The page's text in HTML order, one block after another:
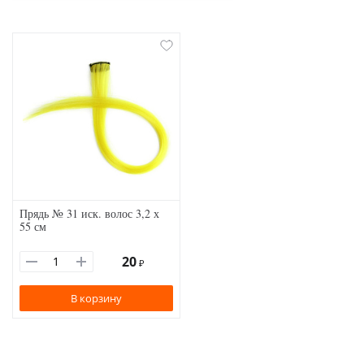
Прядь № 31 иск. волос 3,2 х
55 см
20 ₽
В корзину